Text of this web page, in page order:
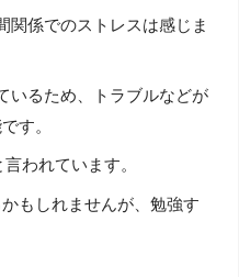
関係でのストレスは感じま
いるため、トラブルなどが
す。
われています。
もしれませんが、勉強す